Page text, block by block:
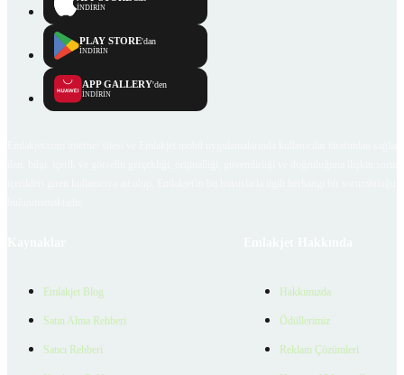
İNDİRİN
PLAY STORE'dan
İNDİRİN
APP GALLERY'den
İNDİRİN
Emlakjet Blog
Satın Alma Rehberi
Satıcı Rehberi
Hakkımızda
Ödüllerimiz
Reklam Çözümleri